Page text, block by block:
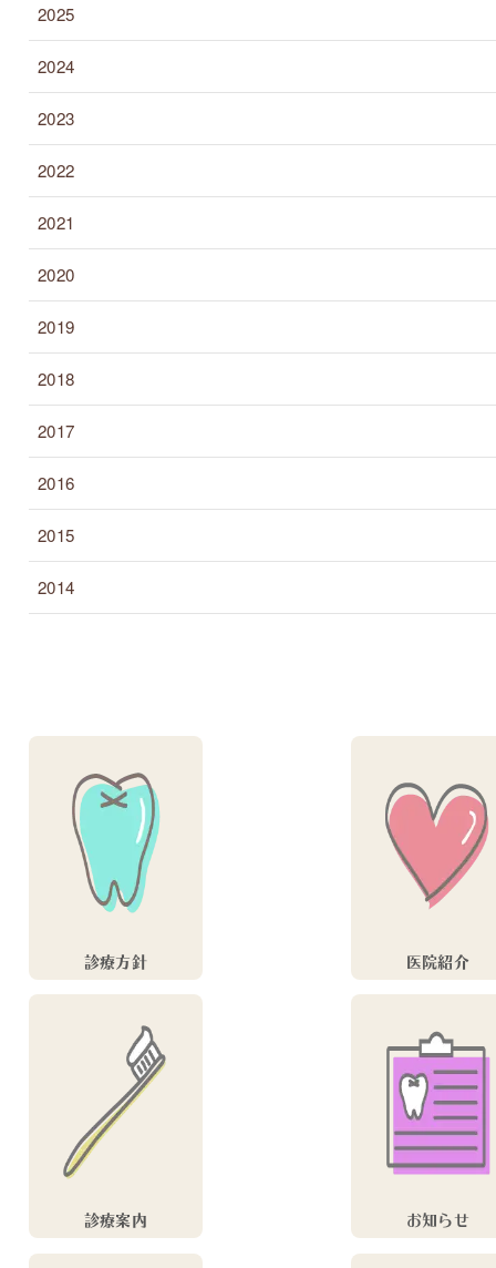
2025
2024
2023
2022
2021
2020
2019
2018
2017
2016
2015
2014
診療方針 医院紹介
診療案内 お知らせ